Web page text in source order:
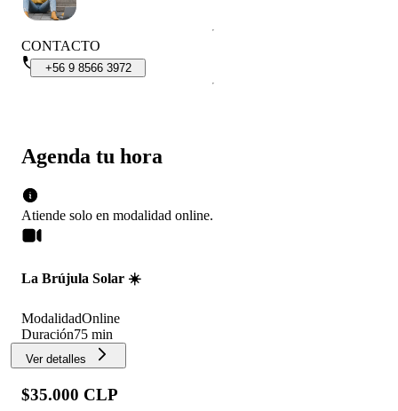
Agenda tu hora
Atiende solo en modalidad online.
La Brújula Solar ☀️
ModalidadOnline
Duración75 min
Ver detalles
$35.000 CLP
CONTACTO
+56 9 8566 3972